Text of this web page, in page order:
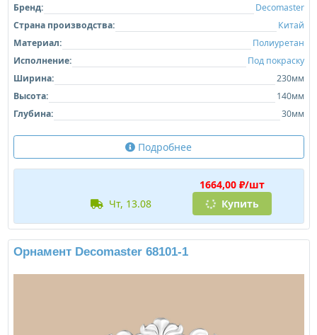
Бренд:
Decomaster
Страна производства:
Китай
Материал:
Полиуретан
Исполнение:
Под покраску
Ширина:
230мм
Высота:
140мм
Глубина:
30мм
Подробнее
1664,00 ₽/шт
чт, 13.08
Купить
Орнамент Decomaster 68101-1